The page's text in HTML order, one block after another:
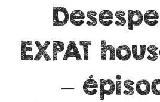
EXPAT
–